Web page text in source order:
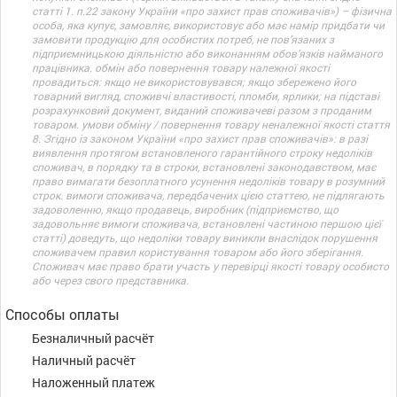
статті 1. п.22 закону України «про захист прав споживачів») – фізична
особа, яка купує, замовляє, використовує або має намір придбати чи
замовити продукцію для особистих потреб, не пов’язаних з
підприємницькою діяльністю або виконанням обов’язків найманого
працівника. обмін або повернення товару належної якості
провадиться: якщо не використовувався; якщо збережено його
товарний вигляд, споживчі властивості, пломби, ярлики; на підставі
розрахунковий документ, виданий споживачеві разом з проданим
товаром. умови обміну / повернення товару неналежної якості стаття
8. Згідно із законом України «про захист прав споживачів»: в разі
виявлення протягом встановленого гарантійного строку недоліків
споживач, в порядку та в строки, встановлені законодавством, має
право вимагати безоплатного усунення недоліків товару в розумний
строк. вимоги споживача, передбачених цією статтею, не підлягають
задоволенню, якщо продавець, виробник (підприємство, що
задовольняє вимоги споживача, встановлені частиною першою цієї
статті) доведуть, що недоліки товару виникли внаслідок порушення
споживачем правил користування товаром або його зберігання.
Споживач має право брати участь у перевірці якості товару особисто
або через свого представника.
Способы оплаты
Безналичный расчёт
Наличный расчёт
Наложенный платеж